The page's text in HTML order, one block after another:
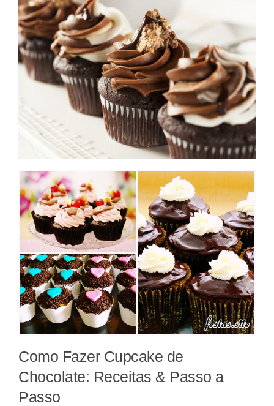
Como Fazer Cupcake de
Chocolate: Receitas & Passo a
Passo